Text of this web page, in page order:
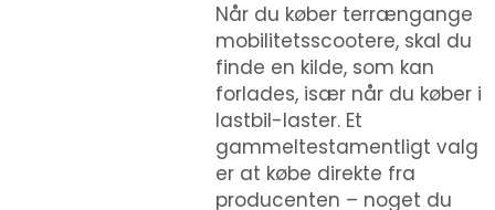
Når du køber terrængange
mobilitetsscootere, skal du
finde en kilde, som kan
forlades, især når du køber i
lastbil-laster. Et
gammeltestamentligt valg
er at købe direkte fra
producenten – noget du